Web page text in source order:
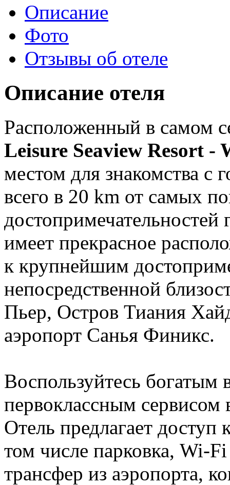
Описание
Фото
Отзывы об отеле
Описание отеля
Расположенный в самом
Leisure Seaview Resort -
местом для знакомства с
всего в 20 km от самых
достопримечательностей
имеет прекрасное
к крупнейшим
непосредственной
Пьер, Остров Тиания
аэропорт Санья Финикс.
Воспользуйтесь богатым
первоклассным сервисом
Отель предлагает доступ
том числе парковка, Wi-
трансфер из аэропорта,